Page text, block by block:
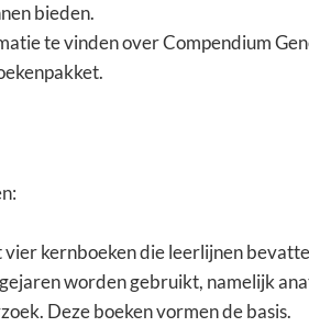
bieden.
te vinden over Compendium
vier kernboeken die leerlijnen
worden gebruikt, namelijk
Deze boeken vormen de basis.